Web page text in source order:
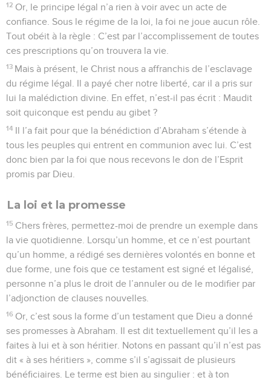
12 Or, le principe légal n’a rien à voir avec un acte de
confiance. Sous le régime de la loi, la foi ne joue aucun rôle.
Tout obéit à la règle : C’est par l’accomplissement de toutes
ces prescriptions qu’on trouvera la vie.
13 Mais à présent, le Christ nous a affranchis de l’esclavage
du régime légal. Il a payé cher notre liberté, car il a pris sur
lui la malédiction divine. En effet, n’est-il pas écrit : Maudit
soit quiconque est pendu au gibet ?
14 Il l’a fait pour que la bénédiction d’Abraham s’étende à
tous les peuples qui entrent en communion avec lui. C’est
donc bien par la foi que nous recevons le don de l’Esprit
promis par Dieu.
La loi et la promesse
15 Chers frères, permettez-moi de prendre un exemple dans
la vie quotidienne. Lorsqu’un homme, et ce n’est pourtant
qu’un homme, a rédigé ses dernières volontés en bonne et
due forme, une fois que ce testament est signé et légalisé,
personne n’a plus le droit de l’annuler ou de le modifier par
l’adjonction de clauses nouvelles.
16 Or, c’est sous la forme d’un testament que Dieu a donné
ses promesses à Abraham. Il est dit textuellement qu’il les a
faites à lui et à son héritier. Notons en passant qu’il n’est pas
dit « à ses héritiers », comme s’il s’agissait de plusieurs
bénéficiaires. Le terme est bien au singulier : et à ton